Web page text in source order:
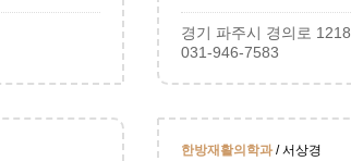
경기 파주시 경의로
031-946-7583
한방재활의학과/ 서상경